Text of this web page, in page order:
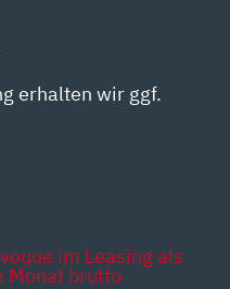
erhalten wir ggf.
im Leasing als
Monat brutto